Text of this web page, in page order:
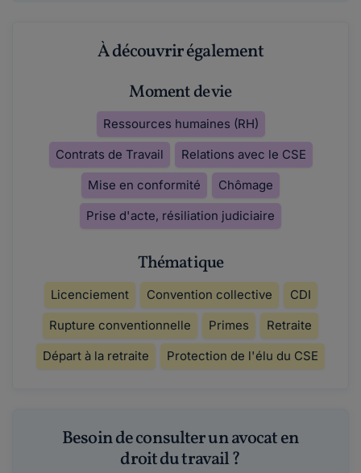
À découvrir également
Moment de vie
Ressources humaines (RH)
Contrats de Travail
Relations avec le CSE
Mise en conformité
Chômage
Prise d'acte, résiliation judiciaire
Thématique
Licenciement Convention collective
CDI
Rupture conventionnelle
Primes
Retraite
Départ à la retraite
Protection de l'élu du CSE
Besoin de consulter un avocat en
droit du travail ?